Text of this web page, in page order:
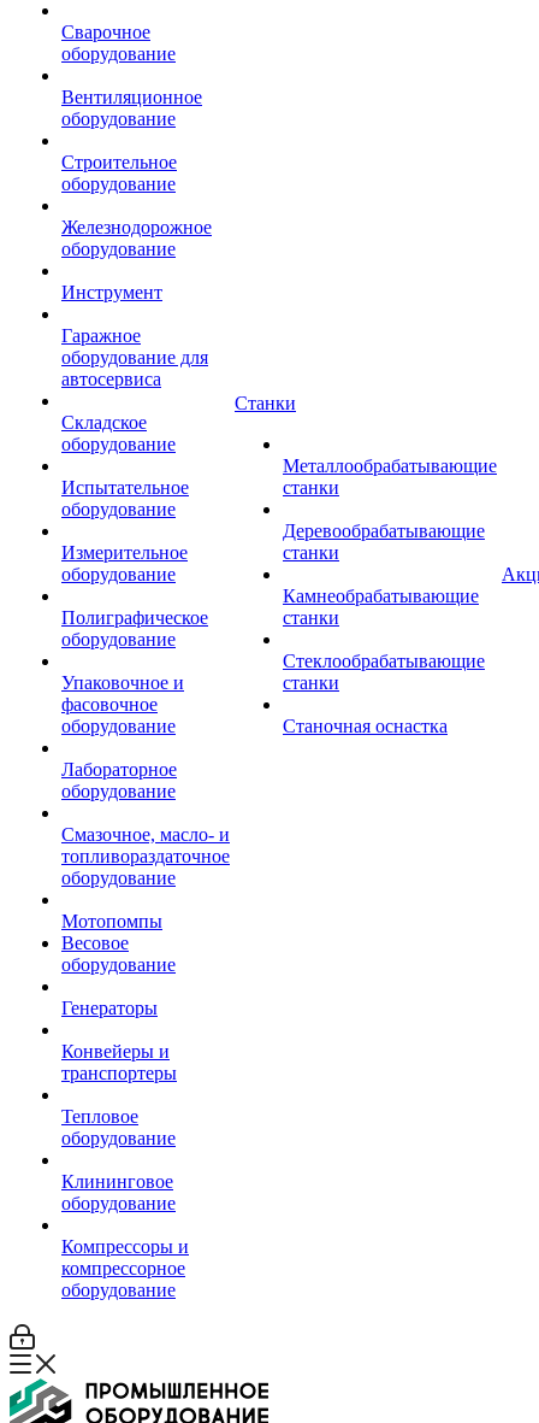
Сварочное
оборудование
Вентиляционное
оборудование
Строительное
оборудование
Железнодорожное
оборудование
Инструмент
Гаражное
оборудование для
автосервиса
Складское
оборудование
Испытательное
оборудование
Измерительное
оборудование
Полиграфическое
оборудование
Упаковочное и
фасовочное
оборудование
Лабораторное
оборудование
Смазочное, масло- и
топливораздаточное
оборудование
Мотопомпы
Весовое
оборудование
Генераторы
Конвейеры и
транспортеры
Тепловое
оборудование
Клининговое
оборудование
Компрессоры и
компрессорное
оборудование
Станки
Металлообрабатывающие
станки
Деревообрабатывающие
станки
Камнеобрабатывающие
станки
Стеклообрабатывающие
станки
Станочная оснастка